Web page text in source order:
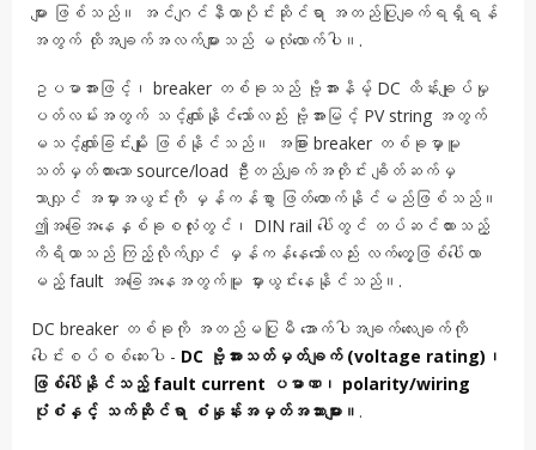
များ ဖြစ်သည်။ အင်ဂျင်နီယာပိုင်းဆိုင်ရာ အတည်ပြုချက်ရရှိရန်
အတွက် ထိုအချက်အလက်များသည် မလုံလောက်ပါ။.
ဥပမာအားဖြင့်၊ breaker တစ်ခုသည် ဗို့အားနိမ့် DC ထိန်းချုပ်မှု
ပတ်လမ်းအတွက် သင့်လျော်နိုင်သော်လည်း ဗို့အားမြင့် PV string အတွက်
မသင့်လျော်ခြင်းမျိုး ဖြစ်နိုင်သည်။ အခြား breaker တစ်ခုမှာမူ
သတ်မှတ်ထားသော source/load ဦးတည်ချက်အတိုင်း ချိတ်ဆက်မှ
သာလျှင် အမှားအယွင်းကို မှန်ကန်စွာ ဖြတ်တောက်နိုင်မည်ဖြစ်သည်။
ဤအခြေအနေနှစ်ခုစလုံးတွင်၊ DIN rail ပေါ်တွင် တပ်ဆင်ထားသည့်
ကိရိယာသည် ကြည့်လိုက်လျှင် မှန်ကန်နေသော်လည်း လက်တွေ့ဖြစ်ပေါ်လာ
မည့် fault အခြေအနေအတွက်မူ မှားယွင်းနေနိုင်သည်။.
DC breaker တစ်ခုကို အတည်မပြုမီ အောက်ပါအချက်လေးချက်ကို
ပေါင်းစပ်စစ်ဆေးပါ - DC ဗို့အားသတ်မှတ်ချက် (voltage rating)၊
ဖြစ်ပေါ်နိုင်သည့် fault current ပမာဏ၊ polarity/wiring
ပုံစံနှင့် သက်ဆိုင်ရာ စံနှုန်းအမှတ်အသားများ။ .